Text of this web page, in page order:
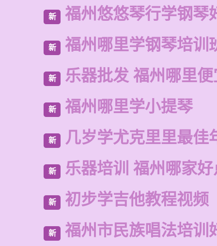
新 福州悠悠琴行学钢琴
新 福州哪里学钢琴培训
新 乐器批发 福州哪里便
新 福州哪里学小提琴
新 几岁学尤克里里最佳
新 乐器培训 福州哪家好
新 初步学吉他教程视频
新 福州市民族唱法培训